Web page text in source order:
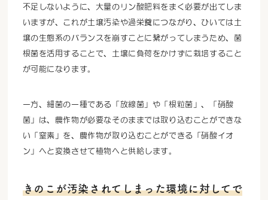
不足しないように、大量のリン酸肥料をまく必要が出てしま
いますが、これが土壌汚染や過栄養につながり、ひいては土
壌の生態系のバランスを崩すことに繋がってしまうため、菌
根菌を活用することで、土壌に負荷をかけずに栽培すること
が可能になります。
一方、細菌の一種である「放線菌」や「根粒菌」、「硝酸
菌」は、農作物が必要なそのままでは取り込むことができな
い「窒素」を、農作物が取り込むことができる「硝酸イオ
ン」へと変換させて植物へと供給します。
きのこが汚染されてしまった環境に対してで